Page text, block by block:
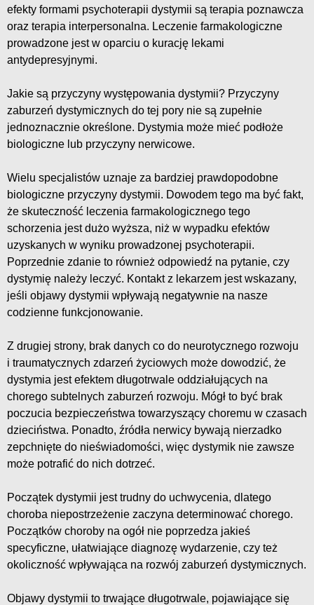
efekty formami psychoterapii dystymii są terapia poznawcza
oraz terapia interpersonalna. Leczenie farmakologiczne
prowadzone jest w oparciu o kurację lekami
antydepresyjnymi.
Jakie są przyczyny występowania dystymii? Przyczyny
zaburzeń dystymicznych do tej pory nie są zupełnie
jednoznacznie określone. Dystymia może mieć podłoże
biologiczne lub przyczyny nerwicowe.
Wielu specjalistów uznaje za bardziej prawdopodobne
biologiczne przyczyny dystymii. Dowodem tego ma być fakt,
że skuteczność leczenia farmakologicznego tego
schorzenia jest dużo wyższa, niż w wypadku efektów
uzyskanych w wyniku prowadzonej psychoterapii.
Poprzednie zdanie to również odpowiedź na pytanie, czy
dystymię należy leczyć. Kontakt z lekarzem jest wskazany,
jeśli objawy dystymii wpływają negatywnie na nasze
codzienne funkcjonowanie.
Z drugiej strony, brak danych co do neurotycznego rozwoju
i traumatycznych zdarzeń życiowych może dowodzić, że
dystymia jest efektem długotrwale oddziałujących na
chorego subtelnych zaburzeń rozwoju. Mógł to być brak
poczucia bezpieczeństwa towarzyszący choremu w czasach
dzieciństwa. Ponadto, źródła nerwicy bywają nierzadko
zepchnięte do nieświadomości, więc dystymik nie zawsze
może potrafić do nich dotrzeć.
Początek dystymii jest trudny do uchwycenia, dlatego
choroba niepostrzeżenie zaczyna determinować chorego.
Początków choroby na ogół nie poprzedza jakieś
specyficzne, ułatwiające diagnozę wydarzenie, czy też
okoliczność wpływająca na rozwój zaburzeń dystymicznych.
Objawy dystymii to trwające długotrwale, pojawiające się